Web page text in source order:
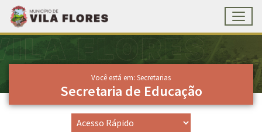
Ir para conteúdo principal
Conteúdo Principal
Você está em: Secretarias
Secretaria de Educação